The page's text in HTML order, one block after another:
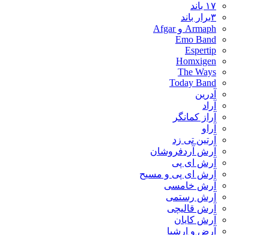
۱۷ باند
۳برار باند
Armaph و Afgar
Emo Band
Espertip
Homxigen
The Ways
Today Band
آدرین
آراد
آراز کمانگر
آراو
آرتین تی زد
آرش آردفروشان
آرش ای پی
آرش ای پی و مسیح
آرش خامسی
آرش رستمی
آرش قالیچی
آرش کایان
​آرض و ارشیا